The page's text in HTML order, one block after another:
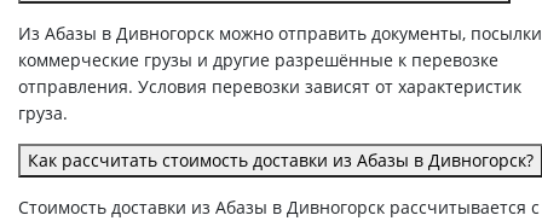
Из Абазы в Дивногорск можно отправить документы,
коммерческие грузы и другие разрешённые к перевозке
отправления. Условия перевозки зависят от характеристик
груза.
Как рассчитать стоимость доставки из Абазы в Дивногорск?
Стоимость доставки из Абазы в Дивногорск рассчитывается с